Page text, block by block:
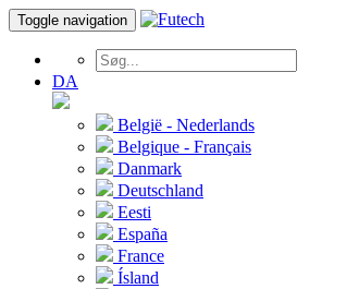
Toggle navigation
DA
België - Nederlands
Belgique - Français
Danmark
Deutschland
Eesti
España
France
Ísland